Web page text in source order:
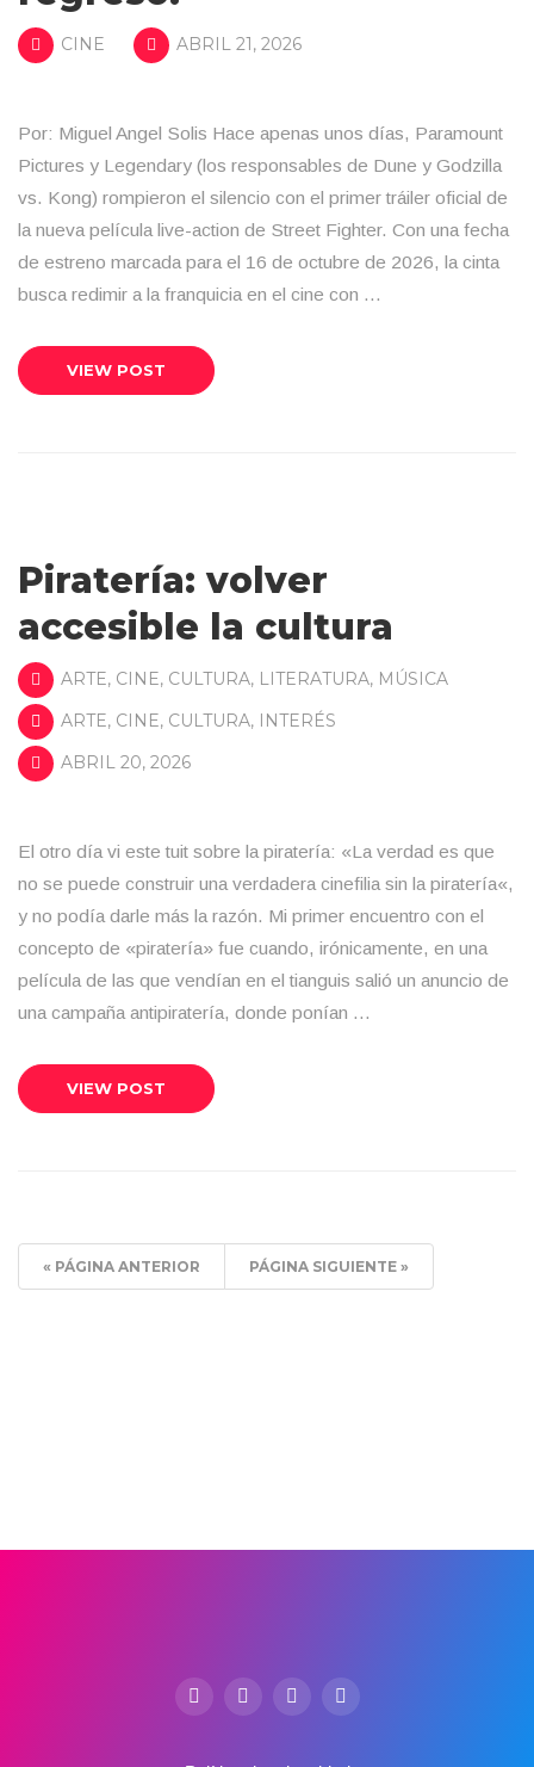
CINE ABRIL 21, 2026
Por: Miguel Angel Solis Hace apenas unos días, Paramount
Pictures y Legendary (los responsables de Dune y Godzilla
vs. Kong) rompieron el silencio con el primer tráiler oficial de
la nueva película live-action de Street Fighter. Con una fecha
de estreno marcada para el 16 de octubre de 2026, la cinta
busca redimir a la franquicia en el cine con …
VIEW POST
Piratería: volver
accesible la cultura
ARTE, CINE, CULTURA, LITERATURA, MÚSICA
ARTE, CINE, CULTURA, INTERÉS
ABRIL 20, 2026
El otro día vi este tuit sobre la piratería: «La verdad es que
no se puede construir una verdadera cinefilia sin la piratería«,
y no podía darle más la razón. Mi primer encuentro con el
concepto de «piratería» fue cuando, irónicamente, en una
película de las que vendían en el tianguis salió un anuncio de
una campaña antipiratería, donde ponían …
VIEW POST
« PÁGINA ANTERIOR PÁGINA SIGUIENTE »